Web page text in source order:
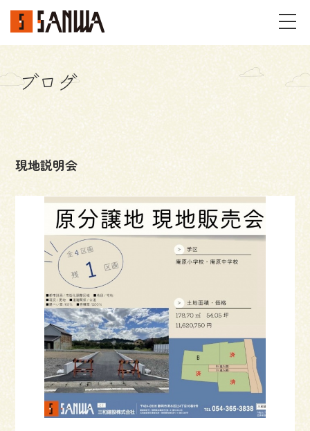
イベント・見学会
不動産情報
事例
施工事例 パーツギャラリー
お客様の声
私たちのこと
三和建設の強み
リフォーム
会社概要
採用情報
ブログ
現地説明会